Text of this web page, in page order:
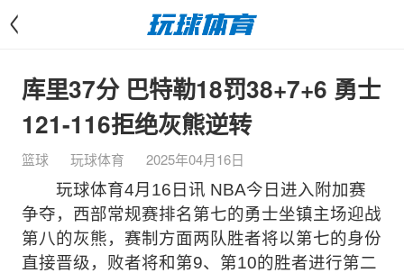
<
库里37分 巴特勒18罚38+7+6 勇士
121-116拒绝灰熊逆转
篮球 玩球体育
2025年04月16日
玩球体育4月16日讯 NBA今日进入附加赛
争夺，西部常规赛排名第七的勇士坐镇主场迎战
第八的灰熊，赛制方面两队胜者将以第七的身份
直接晋级，败者将和第9、第10的胜者进行第二